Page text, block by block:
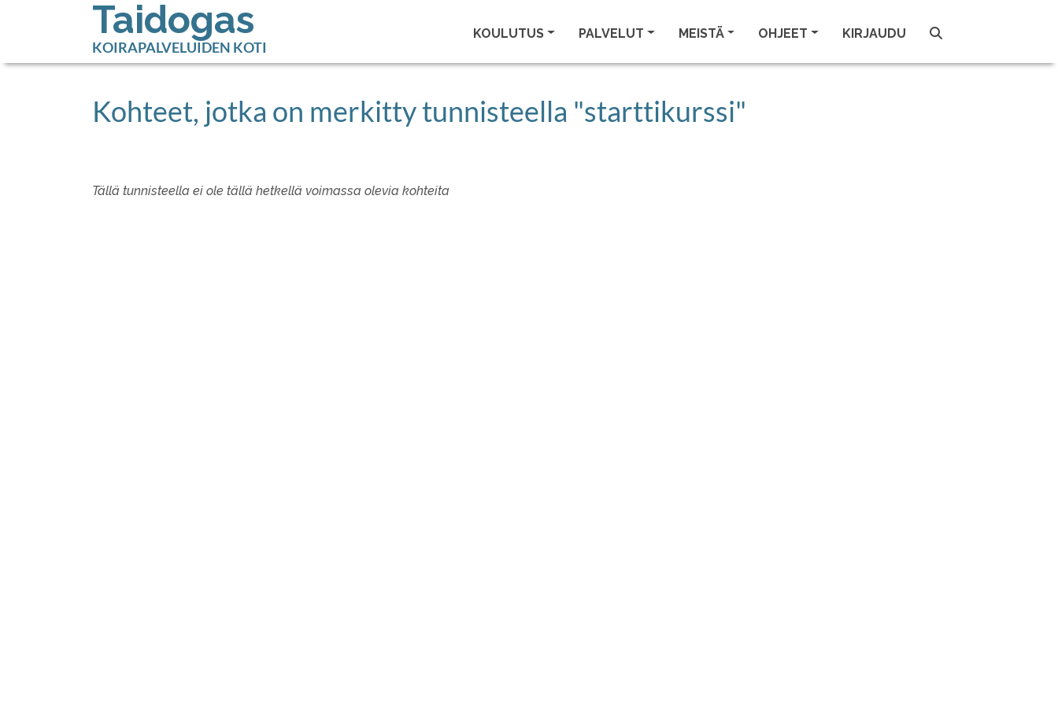
Taidogas
KOIRAPALVELUIDEN KOTI
KOULUTUS PALVELUT MEISTÄ OHJEET KIRJAUDU
Kohteet, jotka on merkitty tunnisteella "starttikurssi"
Tällä tunnisteella ei ole tällä hetkellä voimassa olevia kohteita